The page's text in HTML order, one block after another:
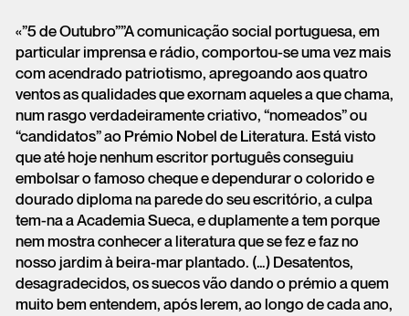
«”5 de Outubro””A comunicação social portuguesa, em
particular imprensa e rádio, comportou-se uma vez mais
com acendrado patriotismo, apregoando aos quatro
ventos as qualidades que exornam aqueles a que chama,
num rasgo verdadeiramente criativo, “nomeados” ou
“candidatos” ao Prémio Nobel de Literatura. Está visto
que até hoje nenhum escritor português conseguiu
embolsar o famoso cheque e dependurar o colorido e
dourado diploma na parede do seu escritório, a culpa
tem-na a Academia Sueca, e duplamente a tem porque
nem mostra conhecer a literatura que se fez e faz no
nosso jardim à beira-mar plantado. (…) Desatentos,
desagradecidos, os suecos vão dando o prémio a quem
muito bem entendem, após lerem, ao longo de cada ano,